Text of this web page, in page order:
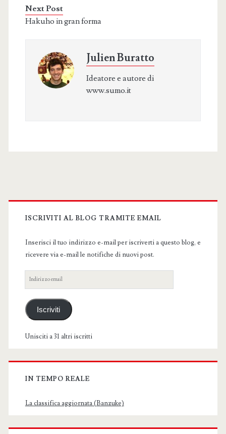
Next Post
Hakuho in gran forma
Julien Buratto
Ideatore e autore di
www.sumo.it
Primary
Sidebar
ISCRIVITI AL BLOG TRAMITE EMAIL
Inserisci il tuo indirizzo e-mail per iscriverti a questo blog, e
ricevere via e-mail le notifiche di nuovi post.
Indirizzo
email
Iscriviti
Unisciti a 31 altri iscritti
IN TEMPO REALE
La classifica aggiornata (Banzuke)